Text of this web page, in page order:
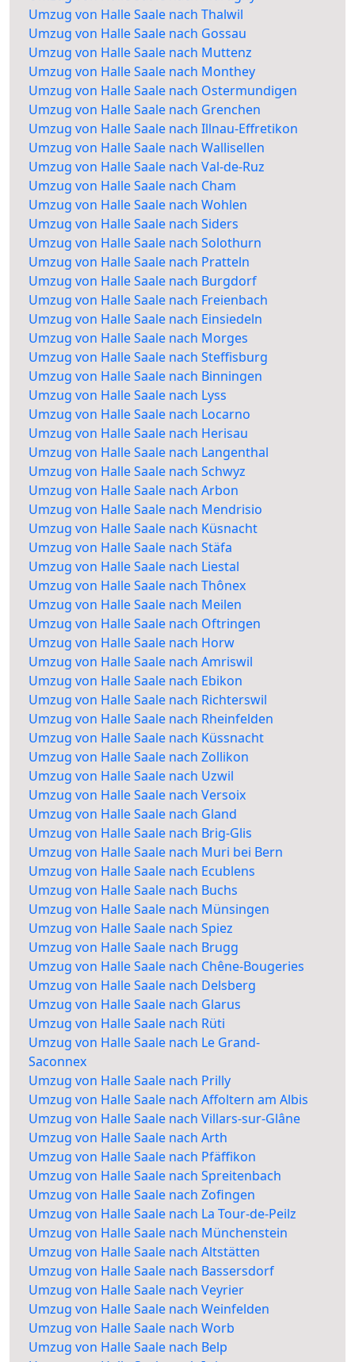
Umzug von Halle Saale nach Thalwil
Umzug von Halle Saale nach Gossau
Umzug von Halle Saale nach Muttenz
Umzug von Halle Saale nach Monthey
Umzug von Halle Saale nach Ostermundigen
Umzug von Halle Saale nach Grenchen
Umzug von Halle Saale nach Illnau-Effretikon
Umzug von Halle Saale nach Wallisellen
Umzug von Halle Saale nach Val-de-Ruz
Umzug von Halle Saale nach Cham
Umzug von Halle Saale nach Wohlen
Umzug von Halle Saale nach Siders
Umzug von Halle Saale nach Solothurn
Umzug von Halle Saale nach Pratteln
Umzug von Halle Saale nach Burgdorf
Umzug von Halle Saale nach Freienbach
Umzug von Halle Saale nach Einsiedeln
Umzug von Halle Saale nach Morges
Umzug von Halle Saale nach Steffisburg
Umzug von Halle Saale nach Binningen
Umzug von Halle Saale nach Lyss
Umzug von Halle Saale nach Locarno
Umzug von Halle Saale nach Herisau
Umzug von Halle Saale nach Langenthal
Umzug von Halle Saale nach Schwyz
Umzug von Halle Saale nach Arbon
Umzug von Halle Saale nach Mendrisio
Umzug von Halle Saale nach Küsnacht
Umzug von Halle Saale nach Stäfa
Umzug von Halle Saale nach Liestal
Umzug von Halle Saale nach Thônex
Umzug von Halle Saale nach Meilen
Umzug von Halle Saale nach Oftringen
Umzug von Halle Saale nach Horw
Umzug von Halle Saale nach Amriswil
Umzug von Halle Saale nach Ebikon
Umzug von Halle Saale nach Richterswil
Umzug von Halle Saale nach Rheinfelden
Umzug von Halle Saale nach Küssnacht
Umzug von Halle Saale nach Zollikon
Umzug von Halle Saale nach Uzwil
Umzug von Halle Saale nach Versoix
Umzug von Halle Saale nach Gland
Umzug von Halle Saale nach Brig-Glis
Umzug von Halle Saale nach Muri bei Bern
Umzug von Halle Saale nach Ecublens
Umzug von Halle Saale nach Buchs
Umzug von Halle Saale nach Münsingen
Umzug von Halle Saale nach Spiez
Umzug von Halle Saale nach Brugg
Umzug von Halle Saale nach Chêne-Bougeries
Umzug von Halle Saale nach Delsberg
Umzug von Halle Saale nach Glarus
Umzug von Halle Saale nach Rüti
Umzug von Halle Saale nach Le Grand-
Saconnex
Umzug von Halle Saale nach Prilly
Umzug von Halle Saale nach Affoltern am Albis
Umzug von Halle Saale nach Villars-sur-Glâne
Umzug von Halle Saale nach Arth
Umzug von Halle Saale nach Pfäffikon
Umzug von Halle Saale nach Spreitenbach
Umzug von Halle Saale nach Zofingen
Umzug von Halle Saale nach La Tour-de-Peilz
Umzug von Halle Saale nach Münchenstein
Umzug von Halle Saale nach Altstätten
Umzug von Halle Saale nach Bassersdorf
Umzug von Halle Saale nach Veyrier
Umzug von Halle Saale nach Weinfelden
Umzug von Halle Saale nach Worb
Umzug von Halle Saale nach Belp